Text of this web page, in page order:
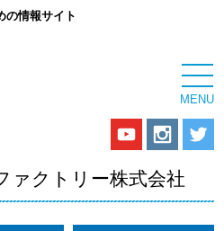
の情報サイト
ァクトリー株式会社